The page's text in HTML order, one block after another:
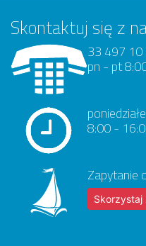
Skontaktuj się z
33 497 10
pn - pt
8:00 -
Zapytanie
Skorzystaj